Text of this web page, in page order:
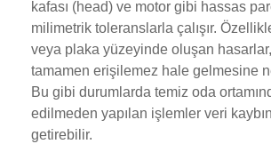
kafası (head) ve motor gibi hassas
milimetrik toleranslarla çalışır.
veya plaka yüzeyinde oluşan
tamamen erişilemez hale gelmesine
Bu gibi durumlarda temiz oda
edilmeden yapılan işlemler veri
getirebilir.